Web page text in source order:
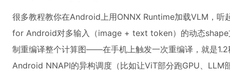
很多教程教你在Android上用ONNX Runtime加载VLM，听
for Android对多输入（image + text token）的动态shape
制重编译整个计算图——在手机上触发一次重编译，就是
Android NNAPI的异构调度（比如让ViT部分跑GPU、LLM